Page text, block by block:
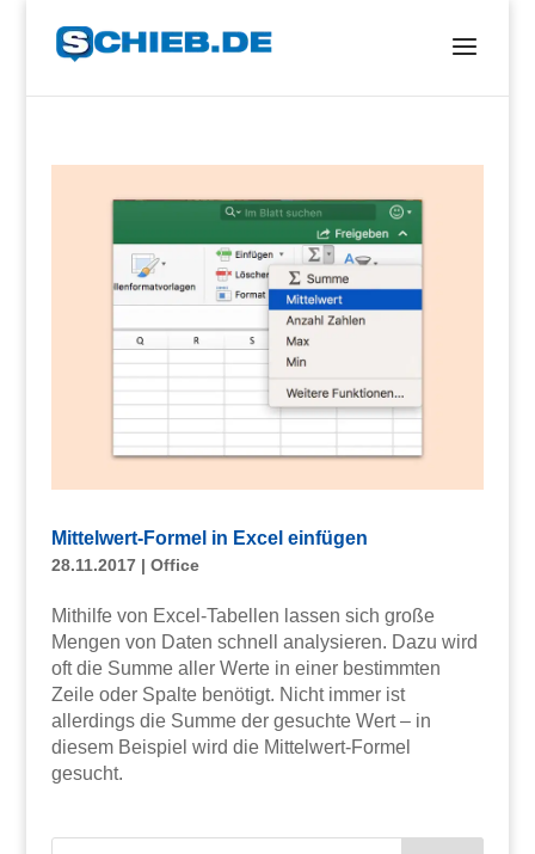
Mittelwert-Formel in Excel einfügen
28.11.2017| Office
Mithilfe von Excel-Tabellen lassen sich große
Mengen von Daten schnell analysieren. Dazu wird
oft die Summe aller Werte in einer bestimmten
Zeile oder Spalte benötigt. Nicht immer ist
allerdings die Summe der gesuchte Wert – in
diesem Beispiel wird die Mittelwert-Formel
gesucht.